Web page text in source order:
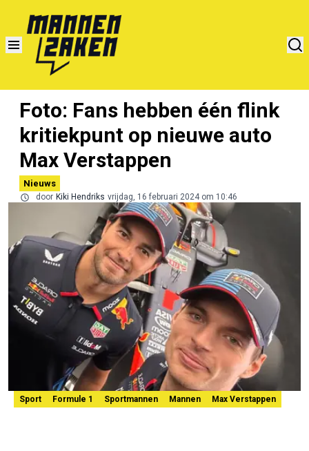
Foto: Fans hebben één flink
kritiekpunt op nieuwe auto
Max Verstappen
Nieuws
door Kiki Hendriks vrijdag, 16 februari 2024 om 10:46
Sport Formule 1 Sportmannen Mannen Max Verstappen